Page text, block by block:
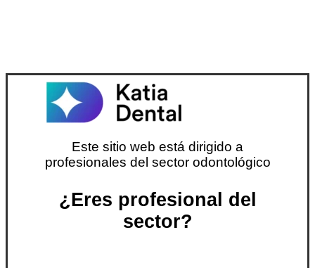
Este sitio web está dirigido a
profesionales del sector odontológico
¿Eres profesional del
sector?